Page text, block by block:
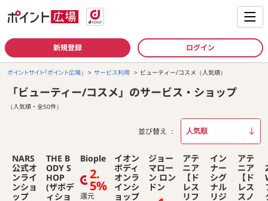
新規登録 ログイン
ポイントサイト「ポイント広場」 サービス利用 ビューティー/コスメ（人気順）
「ビューティー/コスメ」のサービス・ショップ
（人気順・全50件）
並び替え
NARS
公式オ
ンライ
ンショ
ップ
THE B
ODY S
HOP
(ザボデ
ィショ
Biople
2.
5%
還元
イオン
ボディ
オンラ
インシ
ョップ
ジョー
マロー
ン ロン
ドン
アテ
ニア
【ド
レス
リフ
イン
ナー
シグ
ナル
リジ
アテ
ニア
【ド
レス
スノ